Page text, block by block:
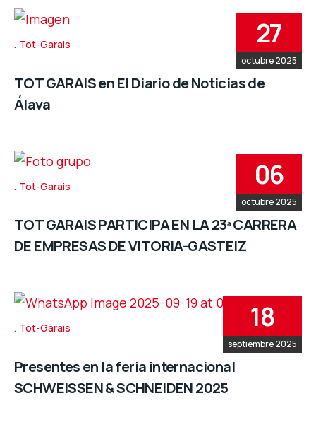
Tot-Garais 27
octubre 2025
TOT GARAIS en El Diario de Noticias de
Álava
Tot-Garais 06
octubre 2025
TOT GARAIS PARTICIPA EN LA 23ª CARRERA
DE EMPRESAS DE VITORIA-GASTEIZ
Tot-Garais 18
septiembre 2025
Presentes en la feria internacional
SCHWEISSEN & SCHNEIDEN 2025